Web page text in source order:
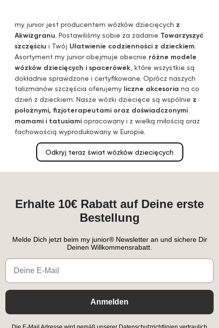
my junior jest producentem wózków dziecięcych z
Akwizgranu. Postawiliśmy sobie za zadanie Towarzyszyć
szczęściu i Twój Ułatwienie codzienności z dzieckiem.
Asortyment my junior obejmuje obecnie różne modele
wózków dziecięcych i spacerówek , które wszystkie są
dokładnie sprawdzone i certyfikowane. Oprócz naszych
talizmanów szczęścia oferujemy liczne akcesoria na co
dzień z dzieckiem. Nasze wózki dziecięce są wspólnie z
położnymi, fizjoterapeutami oraz doświadczonymi
mamami i tatusiami opracowany i z wielką miłością oraz
fachowością wyprodukowany w Europie.
Odkryj teraz świat wózków dziecięcych
Erhalte 10€ Rabatt auf Deine erste
Bestellung
Melde Dich jetzt beim my junior® Newsletter an und sichere Dir
Deinen Willkommensrabatt.
Email
Anmelden